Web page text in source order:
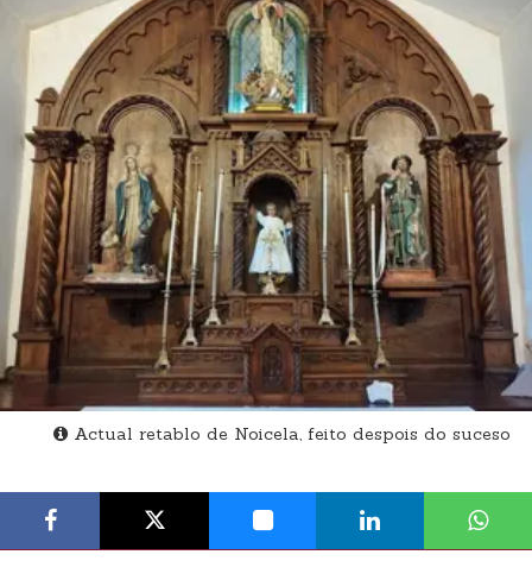
Actual retablo de Noicela, feito despois do suceso